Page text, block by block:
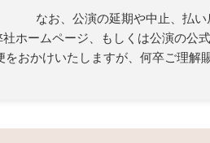
なお、公演の延期や中止、払い
社ホームページ、もしくは公演の公
をおかけいたしますが、何卒ご理解